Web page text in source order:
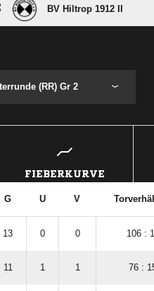
BV Hiltrop 1912 II
(RR) Gr 2
FIEBERKURVE
G U V
13 0 0 106 :
11 1 1 76 :